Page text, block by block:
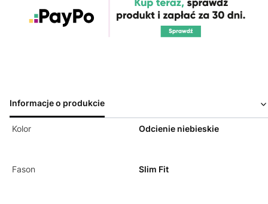
Informacje o produkcie
Kolor Odcienie niebieskie
Fason Slim Fit